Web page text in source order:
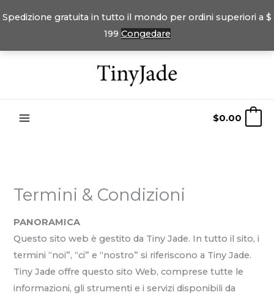
Spedizione gratuita in tutto il mondo per ordini superiori a $
199 Congedare
$0.00
Termini & Condizioni
PANORAMICA
Questo sito web è gestito da Tiny Jade. In tutto il sito, i
termini “noi”, “ci” e “nostro” si riferiscono a Tiny Jade.
Tiny Jade offre questo sito Web, comprese tutte le
informazioni, gli strumenti e i servizi disponibili da